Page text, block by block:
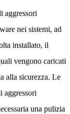
aggressori
nei sistemi, ad
installato, il
vengono caricati
alla sicurezza. Le
aggressori
una pulizia